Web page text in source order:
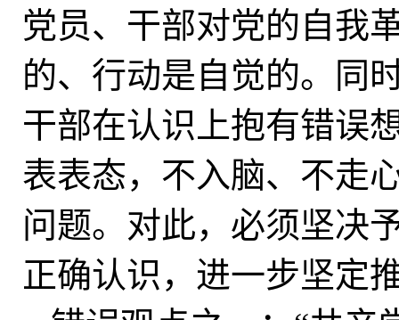
党员、干部对党的自我
的、行动是自觉的。同
干部在认识上抱有错误
表表态，不入脑、不走
问题。对此，必须坚决
正确认识，进一步坚定